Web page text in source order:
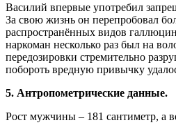
Василий впервые употребил
За свою жизнь он перепробовал
распространённых видов
наркоман несколько раз был на
передозировки стремительно
побороть вредную привычку
5. Антропометрические данные.
Рост мужчины – 181 сантиметр, а